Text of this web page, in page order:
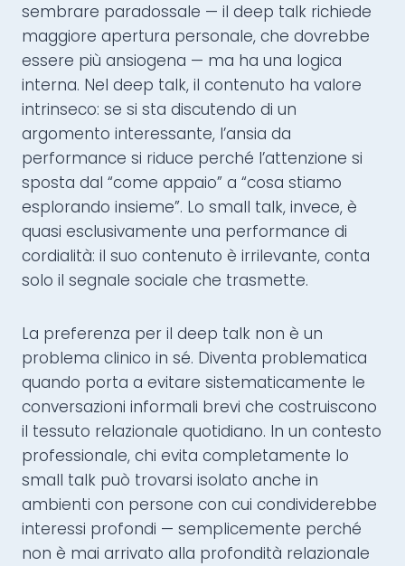
sembrare paradossale — il deep talk richiede
maggiore apertura personale, che dovrebbe
essere più ansiogena — ma ha una logica
interna. Nel deep talk, il contenuto ha valore
intrinseco: se si sta discutendo di un
argomento interessante, l’ansia da
performance si riduce perché l’attenzione si
sposta dal “come appaio” a “cosa stiamo
esplorando insieme”. Lo small talk, invece, è
quasi esclusivamente una performance di
cordialità: il suo contenuto è irrilevante, conta
solo il segnale sociale che trasmette.
La preferenza per il deep talk non è un
problema clinico in sé. Diventa problematica
quando porta a evitare sistematicamente le
conversazioni informali brevi che costruiscono
il tessuto relazionale quotidiano. In un contesto
professionale, chi evita completamente lo
small talk può trovarsi isolato anche in
ambienti con persone con cui condividerebbe
interessi profondi — semplicemente perché
non è mai arrivato alla profondità relazionale